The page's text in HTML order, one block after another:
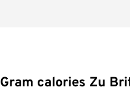
Gram calories Zu